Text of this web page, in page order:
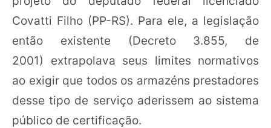
Covatti Filho (PP-RS). Para ele, a legislação
então existente (Decreto 3.855, de
2001) extrapolava seus limites normativos
ao exigir que todos os armazéns prestadores
desse tipo de serviço aderissem ao sistema
público de certificação.